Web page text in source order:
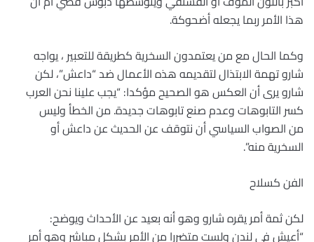
هذا الأمر ربما يجعله أضحوكة.
وكما الحال مع من يعتمدون السخرية كطريقة للتعبير ، يواجه
شارو تهمة الابتذال لتقديمه هذه الأعمال ضد “داعش”، لكن
شارو يرى أن العكس هو الصحيح مؤكدا: “يجب علينا نحن العرب
كسر التابوهات وعدم صنع تابوهات جديدة. من الخطأ وليس
من الصواب السياسي أن نتوقف عن الحديث عن داعش أو
السخرية منه”.
الفن كسلاح
لكن ثمة أمر يقره شارو وهو أنه بعيد عن الأحداث ويوضح:
“أعيش في لندن ولست متضررا من الأمر بشكل مباشر وهو أمر